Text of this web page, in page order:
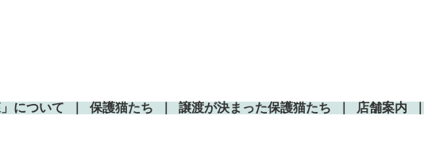
」について 保護猫たち 譲渡が決まった保護猫たち 店舗案内